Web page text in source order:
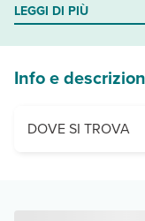
LEGGI DI PIÙ
Info e
DOVE SI TROVA